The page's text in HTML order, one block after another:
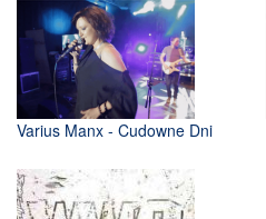
Varius Manx - Cudowne Dni